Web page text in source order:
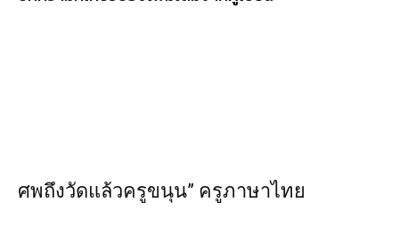
ศพถึงวัดแล้วครูขนุน” ครูภาษาไทย